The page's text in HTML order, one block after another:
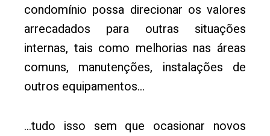
condomínio possa direcionar os valores
arrecadados para outras situações
internas, tais como melhorias nas áreas
comuns, manutenções, instalações de
outros equipamentos…
…tudo isso sem que ocasionar novos